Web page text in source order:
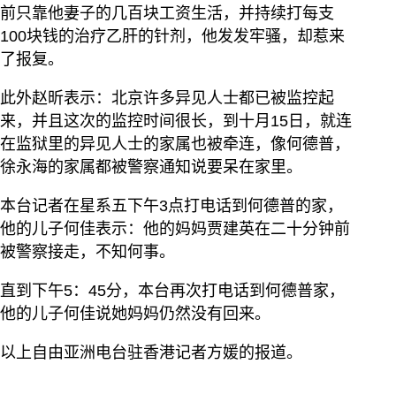
前只靠他妻子的几百块工资生活，并持续打每支
100块钱的治疗乙肝的针剂，他发发牢骚，却惹来
了报复。
此外赵昕表示：北京许多异见人士都已被监控起
来，并且这次的监控时间很长，到十月15日，就连
在监狱里的异见人士的家属也被牵连，像何德普，
徐永海的家属都被警察通知说要呆在家里。
本台记者在星系五下午3点打电话到何德普的家，
他的儿子何佳表示：他的妈妈贾建英在二十分钟前
被警察接走，不知何事。
直到下午5：45分，本台再次打电话到何德普家，
他的儿子何佳说她妈妈仍然没有回来。
以上自由亚洲电台驻香港记者方媛的报道。